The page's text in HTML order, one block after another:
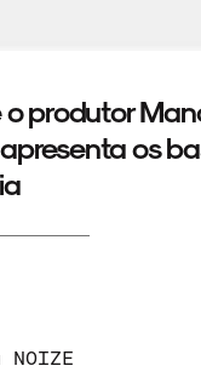
o produtor
os